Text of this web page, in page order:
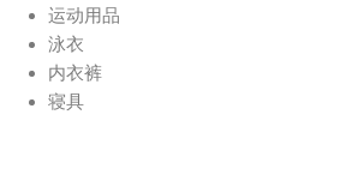
运动用品
泳衣
内衣裤
寝具